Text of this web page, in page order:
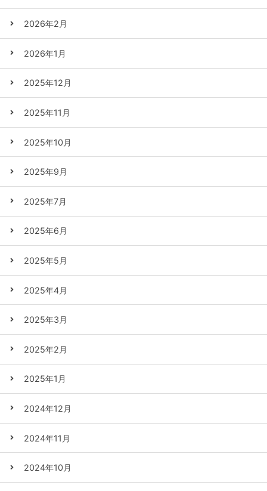
2026年2月
2026年1月
2025年12月
2025年11月
2025年10月
2025年9月
2025年7月
2025年6月
2025年5月
2025年4月
2025年3月
2025年2月
2025年1月
2024年12月
2024年11月
2024年10月